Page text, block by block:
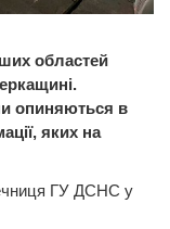
областей
опиняються в
яких на
ГУ ДСНС у